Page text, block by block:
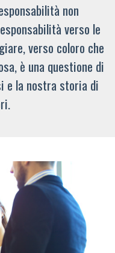
non
verso le
verso coloro che
è una questione di
e la nostra storia di